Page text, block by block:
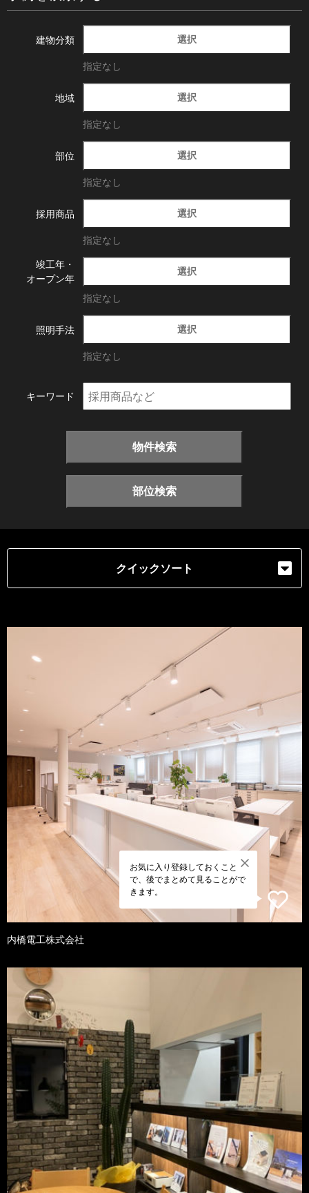
建物分類 選択
指定なし
地域 選択
指定なし
部位 選択
指定なし
採用商品 選択
指定なし
竣工年・
オープン年
選択
指定なし
照明手法 選択
指定なし
キーワード
物件検索
部位検索
クイックソート
お気に入り登録しておくこと
で、後でまとめて見ることがで
きます。
内橋電工株式会社